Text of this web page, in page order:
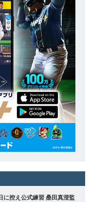
に控え公式練習 桑田真澄監